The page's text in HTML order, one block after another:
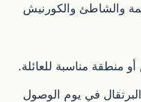
والشاطئ والكورنيش
منطقة مناسبة للعائلة.
في يوم الوصول